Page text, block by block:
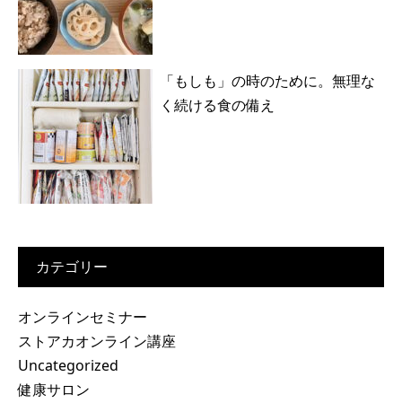
「もしも」の時のために。無理な
く続ける食の備え
カテゴリー
オンラインセミナー
ストアカオンライン講座
Uncategorized
健康サロン